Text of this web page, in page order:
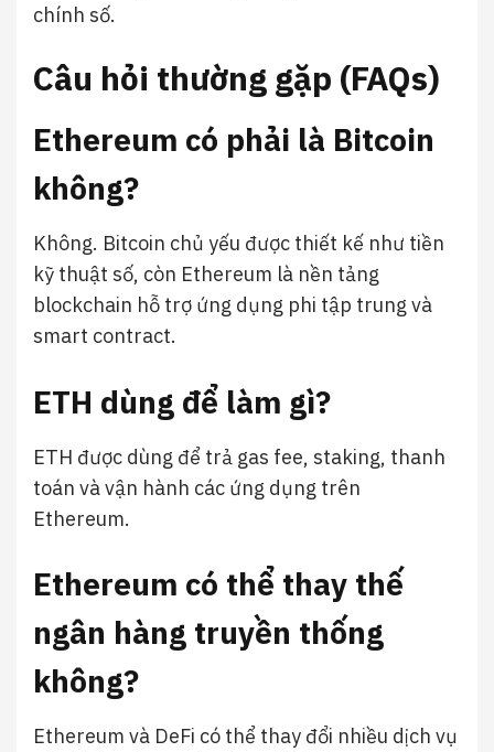
chính số.
Câu hỏi thường gặp (FAQs)
Ethereum có phải là Bitcoin
không?
Không. Bitcoin chủ yếu được thiết kế như tiền
kỹ thuật số, còn Ethereum là nền tảng
blockchain hỗ trợ ứng dụng phi tập trung và
smart contract.
ETH dùng để làm gì?
ETH được dùng để trả gas fee, staking, thanh
toán và vận hành các ứng dụng trên
Ethereum.
Ethereum có thể thay thế
ngân hàng truyền thống
không?
Ethereum và DeFi có thể thay đổi nhiều dịch vụ